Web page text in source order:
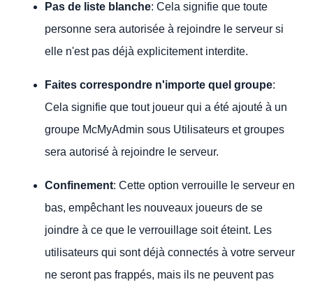
Pas de liste blanche: Cela signifie que toute
personne sera autorisée à rejoindre le serveur si
elle n'est pas déjà explicitement interdite.
Faites correspondre n'importe quel groupe:
Cela signifie que tout joueur qui a été ajouté à un
groupe McMyAdmin sous Utilisateurs et groupes
sera autorisé à rejoindre le serveur.
Confinement: Cette option verrouille le serveur en
bas, empêchant les nouveaux joueurs de se
joindre à ce que le verrouillage soit éteint. Les
utilisateurs qui sont déjà connectés à votre serveur
ne seront pas frappés, mais ils ne peuvent pas